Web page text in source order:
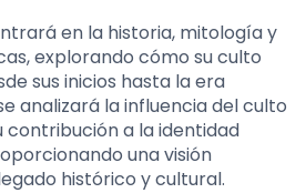
en la historia, mitología y
explorando cómo su culto
sus inicios hasta la era
analizará la influencia del culto
contribución a la identidad
una visión
histórico y cultural.